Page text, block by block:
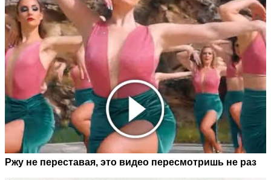
Ржу не переставая, это видео пересмотришь не раз